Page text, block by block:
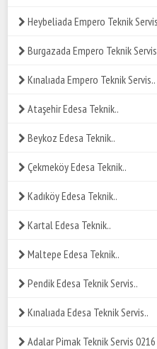
Heybeliada Empero Teknik
Burgazada Empero Teknik
Kınalıada Empero Teknik Servis..
Ataşehir Edesa Teknik..
Beykoz Edesa Teknik..
Çekmeköy Edesa Teknik..
Kadıköy Edesa Teknik..
Kartal Edesa Teknik..
Maltepe Edesa Teknik..
Pendik Edesa Teknik Servis..
Kınalıada Edesa Teknik Servis..
Adalar Pimak Teknik Servis